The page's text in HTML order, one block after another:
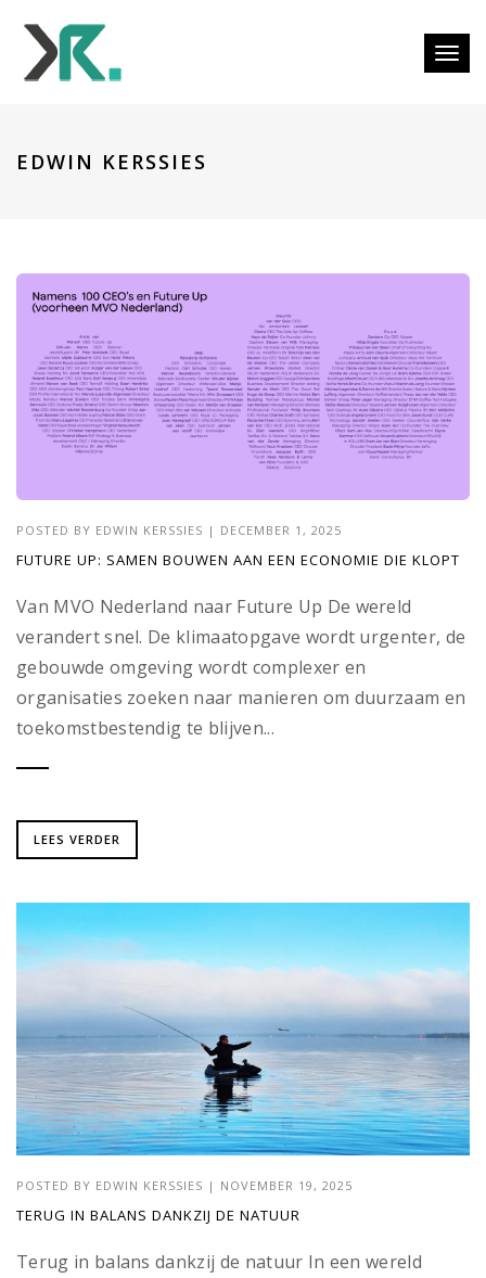
EDWIN KERSSIES
POSTED BY EDWIN KERSSIES | DECEMBER 1, 2025
FUTURE UP: SAMEN BOUWEN AAN EEN ECONOMIE DIE KLOPT
Van MVO Nederland naar Future Up De wereld
verandert snel. De klimaatopgave wordt urgenter, de
gebouwde omgeving wordt complexer en
organisaties zoeken naar manieren om duurzaam en
toekomstbestendig te blijven...
LEES VERDER
POSTED BY EDWIN KERSSIES | NOVEMBER 19, 2025
TERUG IN BALANS DANKZIJ DE NATUUR
Terug in balans dankzij de natuur In een wereld